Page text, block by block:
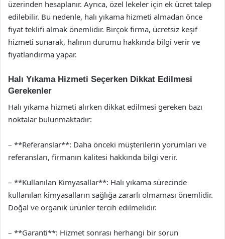
üzerinden hesaplanır. Ayrıca, özel lekeler için ek ücret talep
edilebilir. Bu nedenle, halı yıkama hizmeti almadan önce
fiyat teklifi almak önemlidir. Birçok firma, ücretsiz keşif
hizmeti sunarak, halının durumu hakkında bilgi verir ve
fiyatlandırma yapar.
Halı Yıkama Hizmeti Seçerken Dikkat Edilmesi
Gerekenler
Halı yıkama hizmeti alırken dikkat edilmesi gereken bazı
noktalar bulunmaktadır:
– **Referanslar**: Daha önceki müşterilerin yorumları ve
referansları, firmanın kalitesi hakkında bilgi verir.
– **Kullanılan Kimyasallar**: Halı yıkama sürecinde
kullanılan kimyasalların sağlığa zararlı olmaması önemlidir.
Doğal ve organik ürünler tercih edilmelidir.
– **Garanti**: Hizmet sonrası herhangi bir sorun